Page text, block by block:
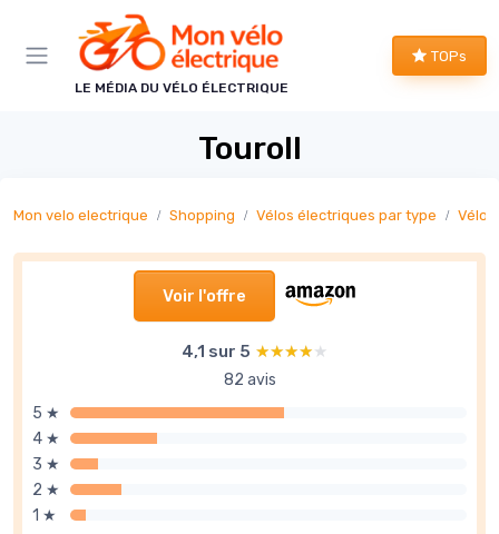
LE MÉDIA DU VÉLO ÉLECTRIQUE
TOPs
Touroll
Mon velo electrique Shopping Vélos électriques par type Vélos
Voir l'offre
4,1 sur 5 ★★★★★
★★★★★
82 avis
5 ★
4 ★
3 ★
2 ★
1 ★
Panneau de gestion des cookies